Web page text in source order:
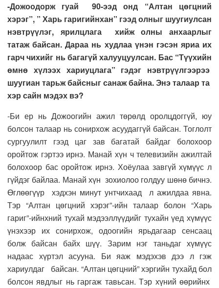
-Дожоодорж гуай 90-ээд онд “Алтан цөгцний
хэрэг”, ” Харь гаригийнхан” гээд олныг шуугиулсан
нэвтрүүлэг, ярилцлага хийж олны анхаарлыг
татаж байсан. Дараа нь худлаа үнэн гэсэн яриа их
гарч чихийг нь багагүй халууцуулсан. Бас “Түүхийн
өмнө хүлээх хариуцлага” гэдэг нэвтрүүлгээрээ
шуугиан тарьж байсныг санаж байна. Энэ талаар та
хэр сайн мэдэх вэ?
-Би ер нь Дожоогийн ажил төрөлд оролцдоггүй, юу
болсон талаар нь сонирхож асуудаггүй байсан. Тоглолт
сургуулилт гээд цаг зав багатай байдаг болохоор
оройтож гэртээ ирнэ. Манай хүн ч телевизийн ажилтай
болохоор бас оройтож ирнэ. Хоёулаа завгүй хүмүүс л
гүйдэг байлаа. Манай хүн зохиолоо голдуу шөнө бичнэ.
Өглөөгүүр хэдхэн минут унтчихаад л ажилдаа явна.
Тэр “Алтан цөгцний хэрэг”-ийн талаар болон “Харь
гариг”-ийнхний тухай мэдээллүүдийг тухайн үед хүмүүс
үнэхээр их сонирхож, одоогийн ярьдагаар сенсаац
болж байсан байх шүү. Зарим нэг таньдаг хүмүүс
надаас хүртэл асууна. Би яаж мэдэхэв дээ л гэж
хариулдаг байсан. “Алтан цөгцний” хэргийн тухайд бол
болсон явдлыг нь гаргаж тавьсан. Тэр хүний өөрийнх